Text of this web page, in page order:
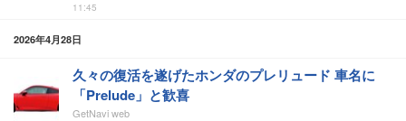
11:45
2026年4月28日
久々の復活を遂げたホンダのプレリュード 車名に
「Prelude」と歓喜
GetNavi web